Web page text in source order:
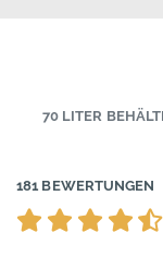
70 LITER
181 BEWERTUNGEN